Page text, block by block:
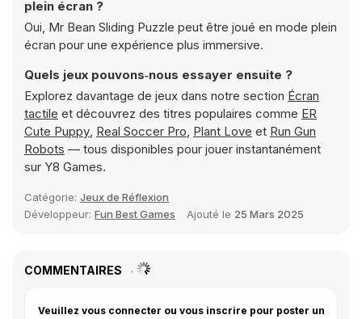
plein écran ?
Oui, Mr Bean Sliding Puzzle peut être joué en mode plein
écran pour une expérience plus immersive.
Quels jeux pouvons‑nous essayer ensuite ?
Explorez davantage de jeux dans notre section Écran
tactile et découvrez des titres populaires comme ER
Cute Puppy, Real Soccer Pro, Plant Love et Run Gun
Robots — tous disponibles pour jouer instantanément
sur Y8 Games.
Catégorie: Jeux de Réflexion
Développeur: Fun Best Games Ajouté le 25 Mars 2025
COMMENTAIRES
Veuillez vous connecter ou vous inscrire pour poster un